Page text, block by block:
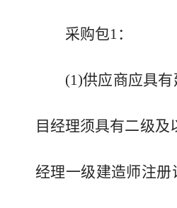
采购包1：
(1)供应商应具
目经理须具有二级
经理一级建造师注